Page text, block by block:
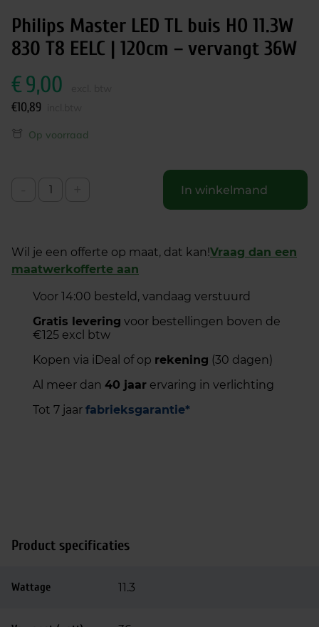
Philips Master LED TL buis HO 11.3W
830 T8 EELC | 120cm – vervangt 36W
€9,00
€10,89
Op voorraad
In winkelmand
Wil je een offerte op maat, dat kan!Vraag dan een
maatwerkofferte aan
Voor 14:00 besteld, vandaag verstuurd
Gratis levering voor bestellingen boven de
€125 excl btw
Kopen via iDeal of op rekening (30 dagen)
Al meer dan 40 jaar ervaring in verlichting
Tot 7 jaar fabrieksgarantie*
Product specificaties
Wattage 11.3